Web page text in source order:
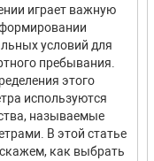
играет важную
условий для
пребывания.
этого
используются
называемые
В этой статье
как выбрать